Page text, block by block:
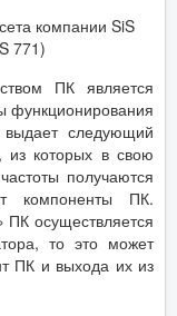
компании SiS
771)
ПК является
функционирования
выдает следующий
которых в свою
получаются
компоненты ПК.
ПК осуществляется
то это может
ПК и выхода их из